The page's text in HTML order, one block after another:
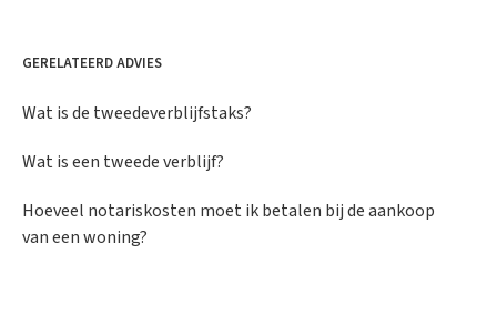
GERELATEERD ADVIES
Wat is de tweedeverblijfstaks?
Wat is een tweede verblijf?
Hoeveel notariskosten moet ik betalen bij de aankoop
van een woning?